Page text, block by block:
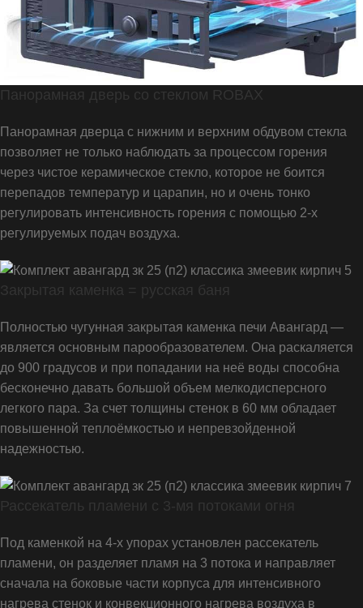
Панорамная дверь со стеклом ROBAX
Панорамная дверца с нижним и верхним обдувом стекла
позволяет не только наблюдать за процессом горения
через чистое керамическое стекло, которое не боится
перепадов температур и царапин, но и очень тонко
регулировать интенсивность горения с помощью 2-х
регулируемых подач воздуха.
Закрытая каменка = русская баня
Полностью чугунная закрытая каменка печи Авангард —
является основным парообразователем. Она раскаляется
до 900 градусов и при попадании на неё воды способна
бесконечно давать большой объем мелкодисперсного
легкого пара. За счет толщины стенок в 60 мм обладает
повышенной теплоёмкостью и непревзойденной
надежностью.
Рассекатель пламени с 3-мя потоками огня
Под каменкой на 4-х упорах установлен рассекатель
пламени, он разделяет пламя на 3 потока и направляет
сначала на боковые части корпуса для интенсивного
нагрева стенок и конвекционного нагрева воздуха в